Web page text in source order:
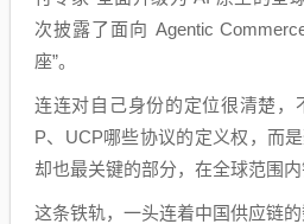
次披露了面向 Agentic
座”。
连连对自己身份的定位很清楚，
P、UCP哪些协议的定义权，而
却也最关键的部分，在全球范围内
这条铁轨，一头连着中国供应链